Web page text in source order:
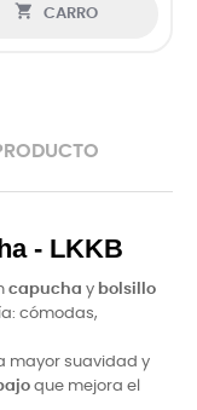
 CARRO
- LKKB
capucha y bolsillo
cómodas,
mayor suavidad y
que mejora el